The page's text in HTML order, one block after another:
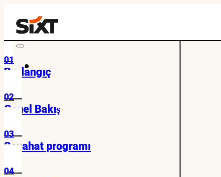
01
Başlangıç
02
Genel Bakış
03
Seyahat programı
04